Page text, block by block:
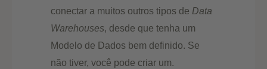
conectar a muitos outros tipos de Data
Warehouses, desde que tenha um
Modelo de Dados bem definido. Se
não tiver, você pode criar um.